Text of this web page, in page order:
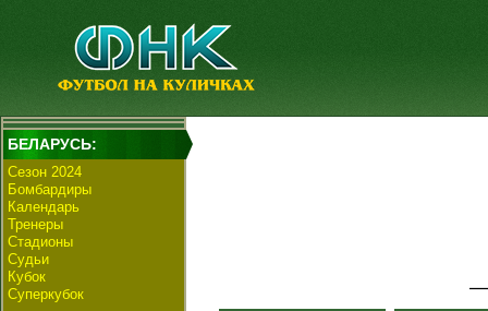
БЕЛАРУСЬ:
Сезон 2024
Бомбардиры
Календарь
Тренеры
Стадионы
Судьи
Кубок
Суперкубок